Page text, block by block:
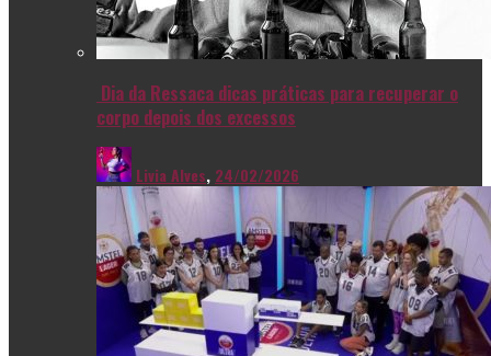
Dia da Ressaca dicas práticas para recuperar o
corpo depois dos excessos
Livia Alves, 24/02/2026